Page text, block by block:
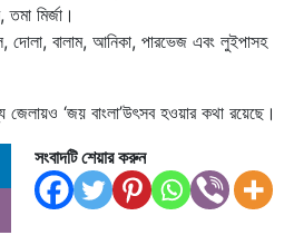
তমা মির্জা।
বালাম, আনিকা, পারভেজ এবং লুইপাসহ
জেলায়ও ‘জয় বাংলা’উৎসব হওয়ার কথা রয়েছে।
সংবাদটি শেয়ার করুন